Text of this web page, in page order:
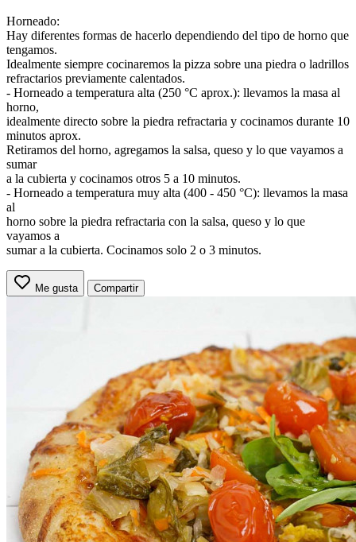
Horneado:
Hay diferentes formas de hacerlo dependiendo del tipo de horno que
tengamos.
Idealmente siempre cocinaremos la pizza sobre una piedra o ladrillos
refractarios previamente calentados.
- Horneado a temperatura alta (250 °C aprox.): llevamos la masa al
horno,
idealmente directo sobre la piedra refractaria y cocinamos durante 10
minutos aprox.
Retiramos del horno, agregamos la salsa, queso y lo que vayamos a
sumar
a la cubierta y cocinamos otros 5 a 10 minutos.
- Horneado a temperatura muy alta (400 - 450 °C): llevamos la masa
al
horno sobre la piedra refractaria con la salsa, queso y lo que
vayamos a
sumar a la cubierta. Cocinamos solo 2 o 3 minutos.
Me gusta Compartir